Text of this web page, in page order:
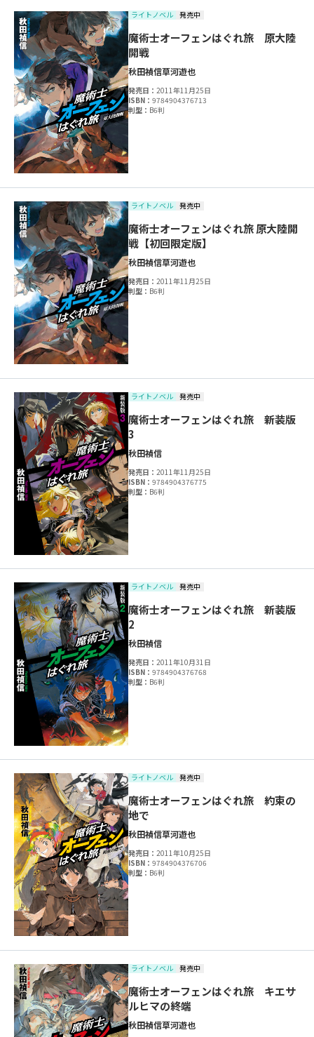
ライトノベル 発売中
魔術士オーフェンはぐれ旅 原大陸
開戦
秋田禎信草河遊也
発売日：2011年11月25日
ISBN：9784904376713
判型： B6判
ライトノベル 発売中
魔術士オーフェンはぐれ旅 原大陸開
戦【初回限定版】
秋田禎信草河遊也
発売日：2011年11月25日
判型： B6判
ライトノベル 発売中
魔術士オーフェンはぐれ旅 新装版
3
秋田禎信
発売日：2011年11月25日
ISBN：9784904376775
判型： B6判
ライトノベル 発売中
魔術士オーフェンはぐれ旅 新装版
2
秋田禎信
発売日：2011年10月31日
ISBN：9784904376768
判型： B6判
ライトノベル 発売中
魔術士オーフェンはぐれ旅 約束の
地で
秋田禎信草河遊也
発売日：2011年10月25日
ISBN：9784904376706
判型： B6判
ライトノベル 発売中
魔術士オーフェンはぐれ旅 キエサ
ルヒマの終端
秋田禎信草河遊也